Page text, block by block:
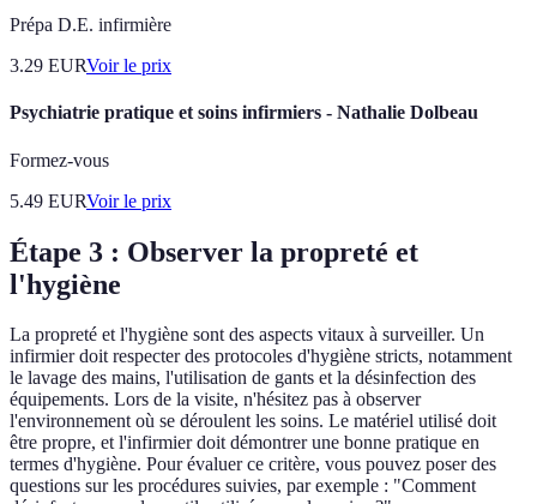
Prépa D.E. infirmière
3.29 EURVoir le prix
Psychiatrie pratique et soins infirmiers - Nathalie Dolbeau
Formez-vous
5.49 EURVoir le prix
Étape 3 : Observer la propreté et
l'hygiène
La propreté et l'hygiène sont des aspects vitaux à surveiller. Un
infirmier doit respecter des protocoles d'hygiène stricts, notamment
le lavage des mains, l'utilisation de gants et la désinfection des
équipements. Lors de la visite, n'hésitez pas à observer
l'environnement où se déroulent les soins. Le matériel utilisé doit
être propre, et l'infirmier doit démontrer une bonne pratique en
termes d'hygiène. Pour évaluer ce critère, vous pouvez poser des
questions sur les procédures suivies, par exemple : "Comment